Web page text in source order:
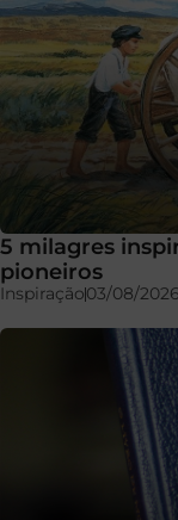
5 milagres
pioneiros
Inspiração03/08/2026